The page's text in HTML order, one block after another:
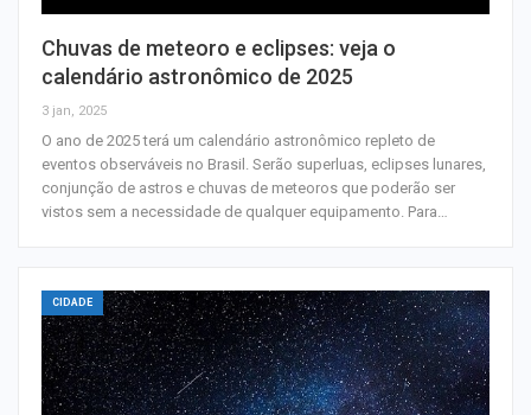
Chuvas de meteoro e eclipses: veja o
calendário astronômico de 2025
3 jan, 2025
O ano de 2025 terá um calendário astronômico repleto de
eventos observáveis no Brasil. Serão superluas, eclipses lunares,
conjunção de astros e chuvas de meteoros que poderão ser
vistos sem a necessidade de qualquer equipamento. Para…
CIDADE